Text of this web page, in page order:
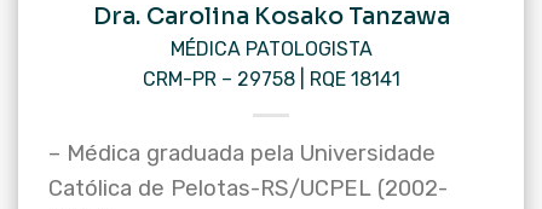
Dra. Carolina Kosako Tanzawa
MÉDICA PATOLOGISTA
CRM-PR – 29758 | RQE 18141
– Médica graduada pela Universidade
Católica de Pelotas-RS/UCPEL (2002-